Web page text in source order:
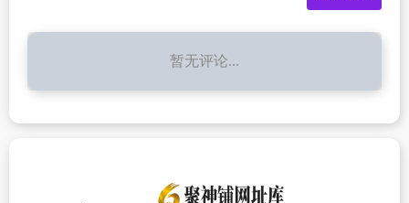
暂无评论...